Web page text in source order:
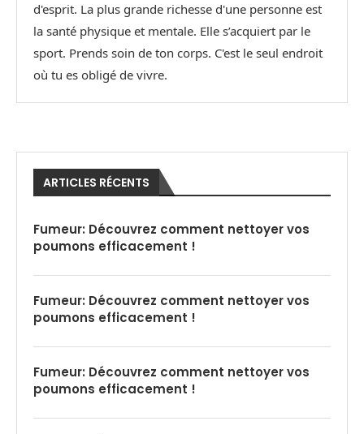
d'esprit. La plus grande richesse d'une personne est
la santé physique et mentale. Elle s’acquiert par le
sport. Prends soin de ton corps. C'est le seul endroit
où tu es obligé de vivre.
ARTICLES RÉCENTS
Fumeur: Découvrez comment nettoyer vos
poumons efficacement !
Fumeur: Découvrez comment nettoyer vos
poumons efficacement !
Fumeur: Découvrez comment nettoyer vos
poumons efficacement !